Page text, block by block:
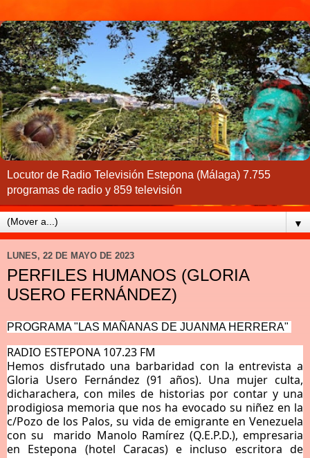
Locutor de Radio Televisión Estepona (Málaga) 7.755
programas de radio y 859 televisión
▼
LUNES, 22 DE MAYO DE 2023
PERFILES HUMANOS (GLORIA
USERO FERNÁNDEZ)
PROGRAMA "LAS MAÑANAS DE JUANMA HERRERA"
RADIO ESTEPONA 107.23 FM
Hemos disfrutado una barbaridad con la entrevista a
Gloria Usero Fernández (91 años). Una mujer culta,
dicharachera, con miles de historias por contar y una
prodigiosa memoria que nos ha evocado su niñez en la
c/Pozo de los Palos, su vida de emigrante en Venezuela
con su  marido Manolo Ramírez (Q.E.P.D.), empresaria
en Estepona (hotel Caracas) e incluso escritora de